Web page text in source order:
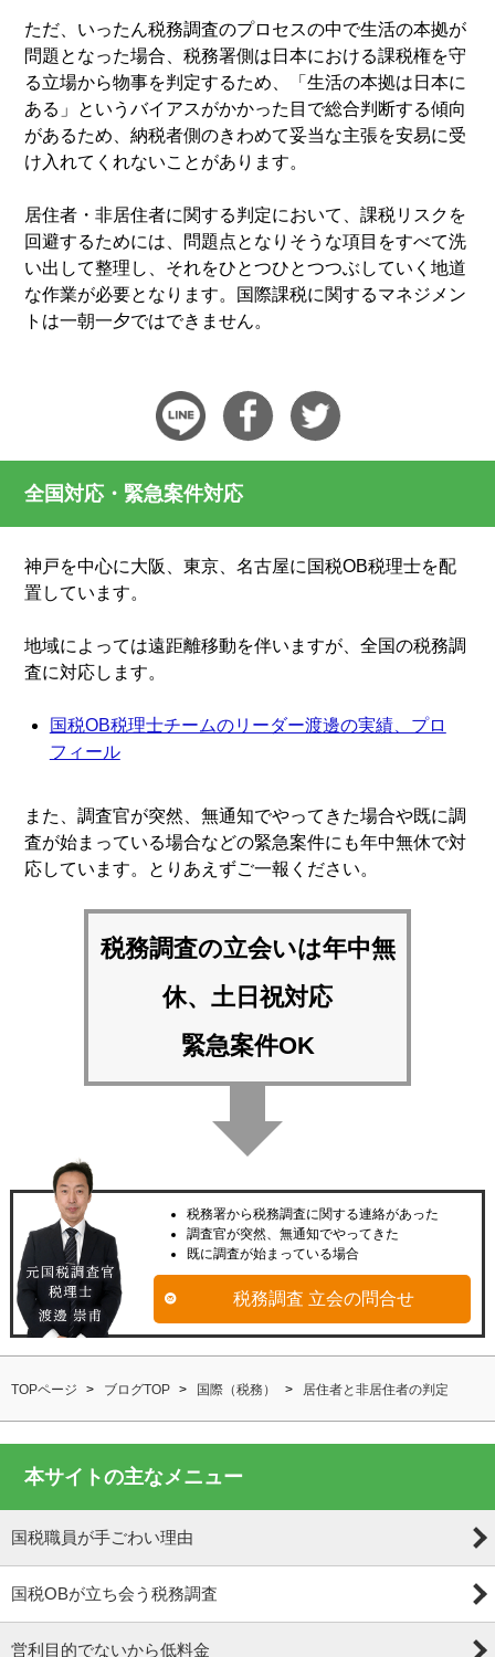
ただ、いったん税務調査のプロセスの中で生活の本拠が
問題となった場合、税務署側は日本における課税権を守
る立場から物事を判定するため、「生活の本拠は日本に
ある」というバイアスがかかった目で総合判断する傾向
があるため、納税者側のきわめて妥当な主張を安易に受
け入れてくれないことがあります。
居住者・非居住者に関する判定において、課税リスクを
回避するためには、問題点となりそうな項目をすべて洗
い出して整理し、それをひとつひとつつぶしていく地道
な作業が必要となります。国際課税に関するマネジメン
トは一朝一夕ではできません。​
全国対応・緊急案件対応
神戸を中心に大阪、東京、名古屋に国税OB税理士を配
置しています。
地域によっては遠距離移動を伴いますが、全国の税務調
査に対応します。
国税OB税理士チームのリーダー渡邊の実績、プロ
フィール
また、調査官が突然、無通知でやってきた場合や既に調
査が始まっている場合などの緊急案件にも年中無休で対
応しています。とりあえずご一報ください。
税務調査の立会いは年中無
休、土日祝対応
緊急案件OK
税務署から税務調査に関する連絡があった
調査官が突然、無通知でやってきた
既に調査が始まっている場合
税務調査 立会の問合せ
TOPページ ブログTOP 国際（税務） 居住者と非居住者の判定
本サイトの主なメニュー
国税職員が手ごわい理由
国税OBが立ち会う税務調査
営利目的でないから低料金